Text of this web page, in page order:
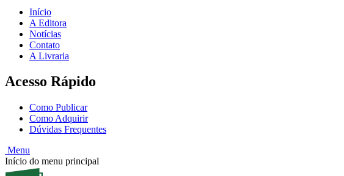
Início
A Editora
Notícias
Contato
A Livraria
Acesso Rápido
Como Publicar
Como Adquirir
Dúvidas Frequentes
Menu
Início do menu principal